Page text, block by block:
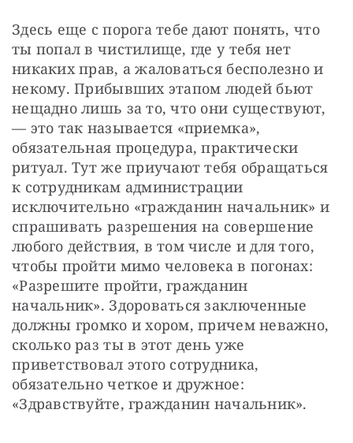
Здесь еще с порога тебе дают понять, что
ты попал в чистилище, где у тебя нет
никаких прав, а жаловаться бесполезно и
некому. Прибывших этапом людей бьют
нещадно лишь за то, что они существуют,
— ​это так называется «приемка»,
обязательная процедура, практически
ритуал. Тут же приучают тебя обращаться
к сотрудникам администрации
исключительно «гражданин начальник» и
спрашивать разрешения на совершение
любого действия, в том числе и для того,
чтобы пройти мимо человека в погонах:
«Разрешите пройти, гражданин
начальник». Здороваться заключенные
должны громко и хором, причем неважно,
сколько раз ты в этот день уже
приветствовал этого сотрудника,
обязательно четкое и дружное:
«Здравствуйте, гражданин начальник».